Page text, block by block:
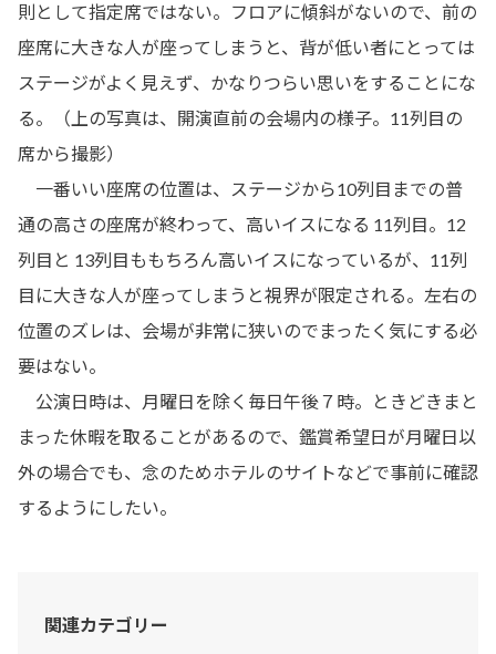
則として指定席ではない。フロアに傾斜がないので、前の
座席に大きな人が座ってしまうと、背が低い者にとっては
ステージがよく見えず、かなりつらい思いをすることにな
る。（上の写真は、開演直前の会場内の様子。11列目の
席から撮影）
一番いい座席の位置は、ステージから10列目までの普
通の高さの座席が終わって、高いイスになる 11列目。12
列目と 13列目ももちろん高いイスになっているが、11列
目に大きな人が座ってしまうと視界が限定される。左右の
位置のズレは、会場が非常に狭いのでまったく気にする必
要はない。
公演日時は、月曜日を除く毎日午後７時。ときどきまと
まった休暇を取ることがあるので、鑑賞希望日が月曜日以
外の場合でも、念のためホテルのサイトなどで事前に確認
するようにしたい。
関連カテゴリー